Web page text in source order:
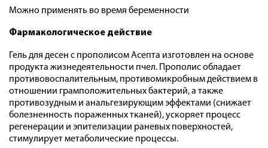
Можно применять во время беременности
Фармакологическое действие
Гель для десен с прополисом Асепта изготовлен на основе
продукта жизнедеятельности пчел. Прополис обладает
противовоспалительным, противомикробным действием в
отношении грамположительных бактерий, а также
противозудным и анальгезирующим эффектами (снижает
болезненность пораженных тканей), ускоряет процесс
регенерации и эпителизации раневых поверхностей,
стимулирует метаболические процессы.